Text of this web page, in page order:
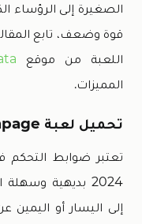
الصغيرة إلى الرؤساء
قوة وضعف، تابع
اللعبة من موقع
المميزات.
تحميل لعبة Magic Rampage مهكرة 2024
2024 بديهية
إلى اليسار أو